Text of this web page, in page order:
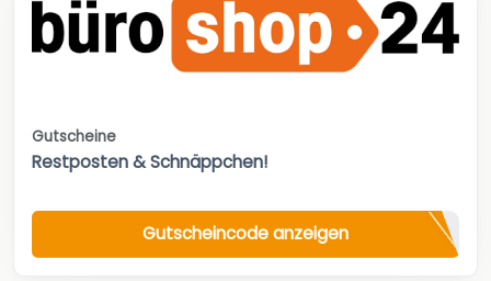
Gutscheine
Restposten & Schnäppchen!
Gutscheincode anzeigen